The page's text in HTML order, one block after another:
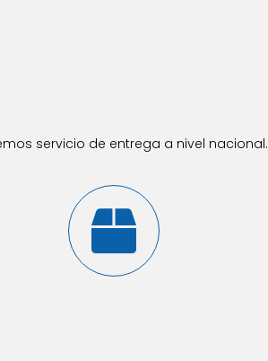
servicio de entrega a nivel nacional.